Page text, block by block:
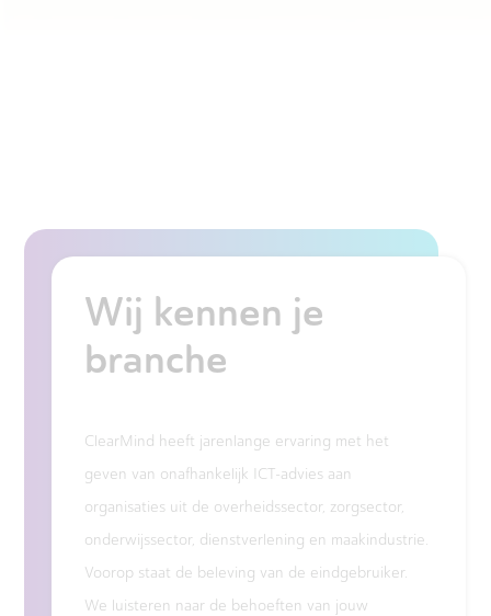
Wij kennen je
branche
ClearMind heeft jarenlange ervaring met het
geven van onafhankelijk ICT-advies aan
organisaties uit de overheidssector, zorgsector,
onderwijssector, dienstverlening en maakindustrie.
Voorop staat de beleving van de eindgebruiker.
We luisteren naar de behoeften van jouw